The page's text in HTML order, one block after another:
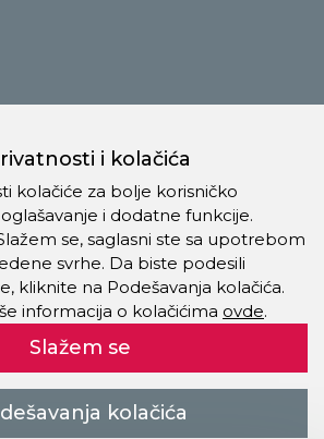
- 2026 Trevis Pro Company doo. Sva
i kolačića
kolačiće za bolje korisničko
i dodatne funkcije.
se, saglasni ste sa upotrebom
svrhe. Da biste podesili
kliknite na Podešavanja kolačića.
informacija o kolačićima ovde.
Slažem se
kolačića